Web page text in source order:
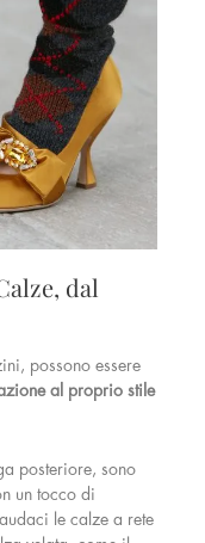
dal
possono essere
al proprio stile
posteriore, sono
un tocco di
le calze a rete